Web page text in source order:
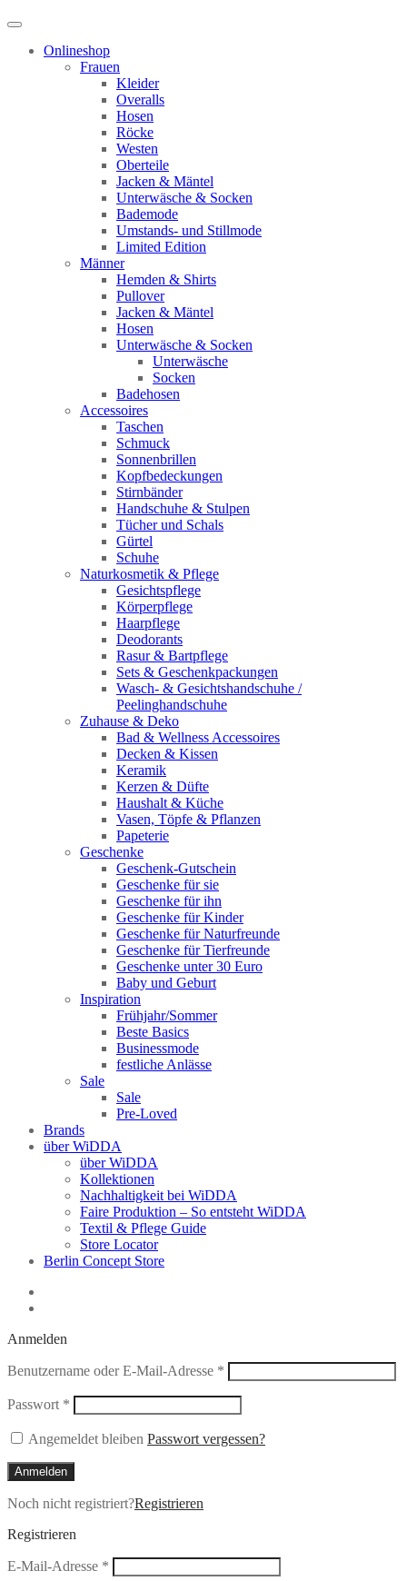
Onlineshop
Frauen
Kleider
Overalls
Hosen
Röcke
Westen
Oberteile
Jacken & Mäntel
Unterwäsche & Socken
Bademode
Umstands- und Stillmode
Limited Edition
Männer
Hemden & Shirts
Pullover
Jacken & Mäntel
Hosen
Unterwäsche & Socken
Unterwäsche
Socken
Badehosen
Accessoires
Taschen
Schmuck
Sonnenbrillen
Kopfbedeckungen
Stirnbänder
Handschuhe & Stulpen
Tücher und Schals
Gürtel
Schuhe
Naturkosmetik & Pflege
Gesichtspflege
Körperpflege
Haarpflege
Deodorants
Rasur & Bartpflege
Sets & Geschenkpackungen
Wasch‑ & Gesichtshandschuhe /
Peelinghandschuhe
Zuhause & Deko
Bad & Wellness Accessoires
Decken & Kissen
Keramik
Kerzen & Düfte
Haushalt & Küche
Vasen, Töpfe & Pflanzen
Papeterie
Geschenke
Geschenk-Gutschein
Geschenke für sie
Geschenke für ihn
Geschenke für Kinder
Geschenke für Naturfreunde
Geschenke für Tierfreunde
Geschenke unter 30 Euro
Baby und Geburt
Inspiration
Frühjahr/Sommer
Beste Basics
Businessmode
festliche Anlässe
Sale
Sale
Pre-Loved
Brands
über WiDDA
über WiDDA
Kollektionen
Nachhaltigkeit bei WiDDA
Faire Produktion – So entsteht WiDDA
Textil & Pflege Guide
Store Locator
Berlin Concept Store
Anmelden
Benutzername oder E-Mail-Adresse * Erforderlich
Passwort * Erforderlich
Angemeldet bleiben Passwort vergessen?
Anmelden
Noch nicht registriert?Registrieren
Registrieren
E-Mail-Adresse * Erforderlich